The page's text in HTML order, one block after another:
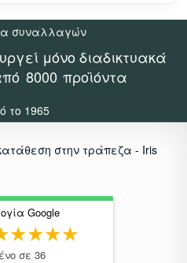
μόνο διαδικτυακά
8000 προϊόντα
Google
σε 36